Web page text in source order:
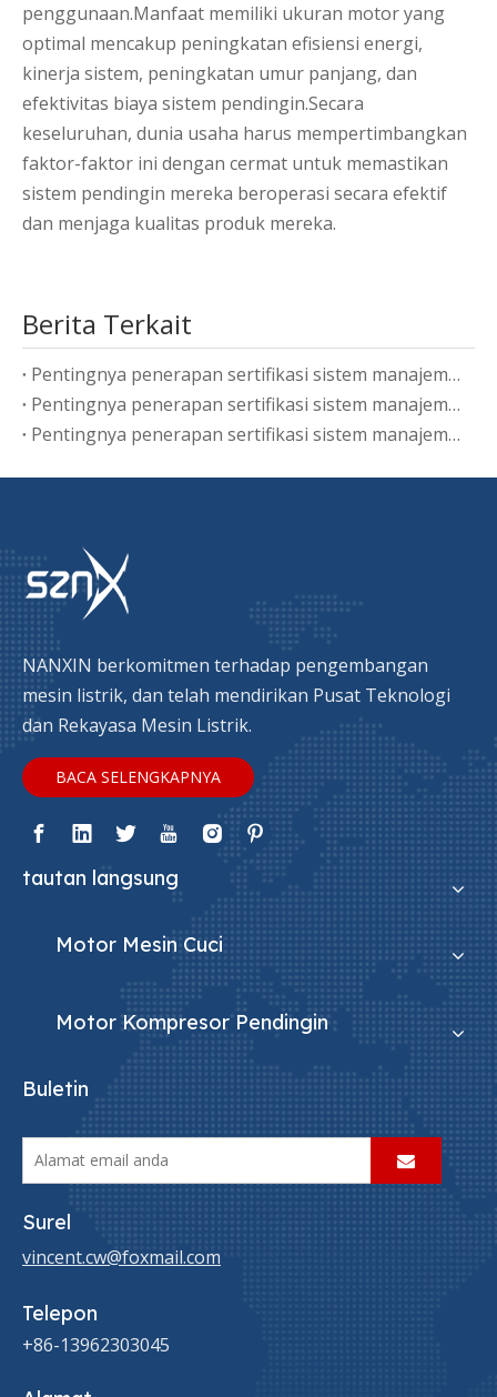
penggunaan.Manfaat memiliki ukuran motor yang
optimal mencakup peningkatan efisiensi energi,
kinerja sistem, peningkatan umur panjang, dan
efektivitas biaya sistem pendingin.Secara
keseluruhan, dunia usaha harus mempertimbangkan
faktor-faktor ini dengan cermat untuk memastikan
sistem pendingin mereka beroperasi secara efektif
dan menjaga kualitas produk mereka.
Berita Terkait
Pentingnya penerapan sertifikasi sistem manajemen energi ISO50001-2018
Pentingnya penerapan sertifikasi sistem manajemen energi ISO50001-2018
Pentingnya penerapan sertifikasi sistem manajemen energi ISO50001-2018
NANXIN berkomitmen terhadap pengembangan
mesin listrik, dan telah mendirikan Pusat Teknologi
dan Rekayasa Mesin Listrik.
BACA SELENGKAPNYA
tautan langsung
Motor Mesin Cuci
Motor Kompresor Pendingin
Buletin
Surel
vincent.cw@foxmail.com
Telepon
+86-13962303045